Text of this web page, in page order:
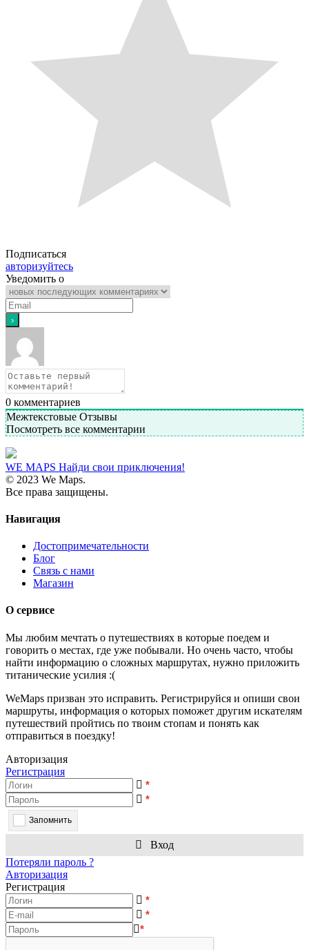
Подписаться
авторизуйтесь
Уведомить о
0 комментариев
Межтекстовые Отзывы
Посмотреть все комментарии
WE MAPS Найди свои приключения!
© 2023 We Maps.
Все права защищены.
Навигация
Достопримечательности
Блог
Связь с нами
Магазин
О сервисе
Мы любим мечтать о путешествиях в которые поедем и
говорить о местах, где уже побывали. Но очень часто, чтобы
найти информацию о сложных маршрутах, нужно приложить
титанические усилия :(
WeMaps призван это исправить. Регистрируйся и опиши свои
маршруты, информация о которых поможет другим искателям
путешествий пройтись по твоим стопам и понять как
отправиться в поездку!
Авторизация
Регистрация
*
*
Запомнить
Вход
Потеряли пароль ?
Авторизация
Регистрация
*
*
*